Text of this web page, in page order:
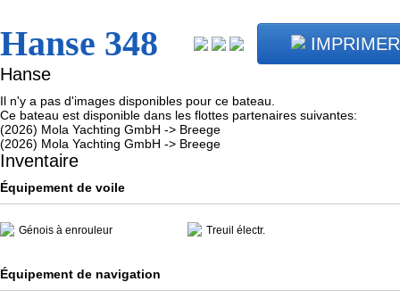
Hanse 348
IMPRIMER
Hanse
Il n'y a pas d'images disponibles pour ce bateau.
Ce bateau est disponible dans les flottes partenaires suivantes:
(2026) Mola Yachting GmbH -> Breege
(2026) Mola Yachting GmbH -> Breege
Inventaire
Équipement de voile
Génois à enrouleur Treuil électr.
Équipement de navigation